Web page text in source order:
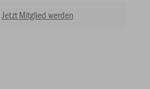
Jetzt Mitglied werden